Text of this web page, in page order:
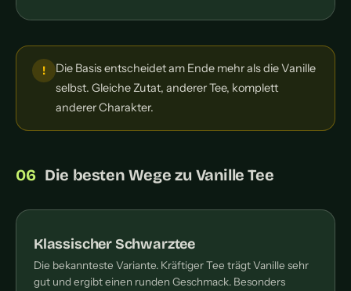
Die Basis entscheidet am Ende mehr als die Vanille
selbst. Gleiche Zutat, anderer Tee, komplett
anderer Charakter.
Die besten Wege zu Vanille Tee
Klassischer Schwarztee
Die bekannteste Variante. Kräftiger Tee trägt Vanille sehr
gut und ergibt einen runden Geschmack. Besonders